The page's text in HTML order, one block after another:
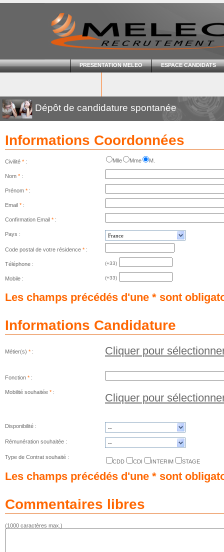
PRESENTATION MELEO ESPACE CANDIDATS
Dépôt de candidature spontanée
Informations Coordonnées
Civilité * : Mlle Mme M.
Nom * :
Prénom * :
Email * :
Confirmation Email * :
Pays :
Code postal de votre résidence * :
Téléphone : (+33)
Mobile : (+33)
Les champs précédés d'une * sont
Informations Candidature
Métier(s) * : Cliquer pour
Fonction * :
Mobilité souhaitée * : Cliquer pour
Disponibilité :
Rémunération souhaitée :
Type de Contrat souhaité :
CDD CDI INTERIM STAGE
Les champs précédés d'une * sont
Commentaires libres
(1000 caractères max.)